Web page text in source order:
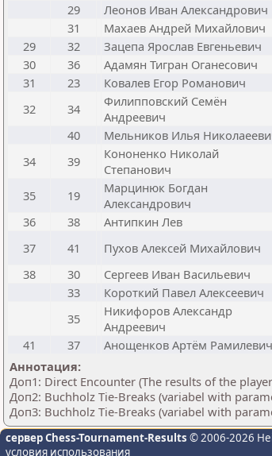
29
Леонов Иван Александрович
31
Махаев Андрей Михайлович
29
32 Зацепа Ярослав Евгеньевич
30
36 Адамян Тигран Оганесович
31
23 Ковалев Егор Романович
32
34
Филипповский Семён
Андреевич
40
Мельников Илья
34
39
Кононенко Николай
Степанович
35 19
Марцинюк Богдан
Александрович
36
38 Антипкин Лев
37
41 Пухов Алексей Михайлович
38
30 Сергеев Иван Васильевич
33
Короткий Павел Алексеевич
35
Никифоров Александр
Андреевич
41
37 Анощенков Артём Рамилевич
Аннотация:
Доп1: Direct Encounter (The results of the
Доп2: Buchholz Tie-Breaks (variabel with
Доп3: Buchholz Tie-Breaks (variabel with
сервер Chess-Tournament-Results © 2006-2026
условия использования